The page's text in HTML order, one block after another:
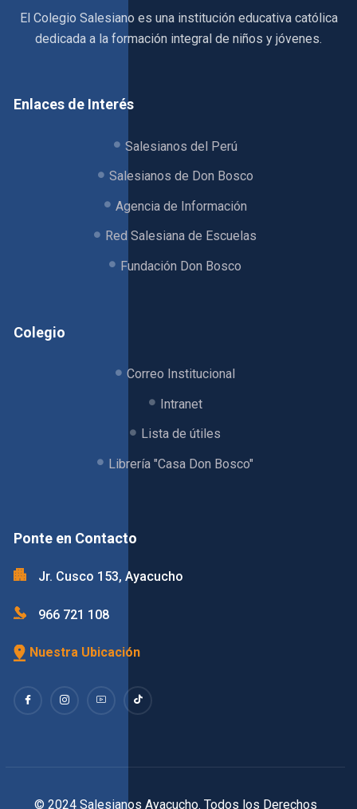
El Colegio Salesiano es una institución educativa católica
dedicada a la formación integral de niños y jóvenes.
Enlaces de Interés
Salesianos del Perú
Salesianos de Don Bosco
Agencia de Información
Red Salesiana de Escuelas
Fundación Don Bosco
Colegio
Correo Institucional
Intranet
Lista de útiles
Librería "Casa Don Bosco"
Ponte en Contacto
Jr. Cusco 153, Ayacucho
966 721 108
Nuestra Ubicación
© 2024 Salesianos Ayacucho. Todos los Derechos